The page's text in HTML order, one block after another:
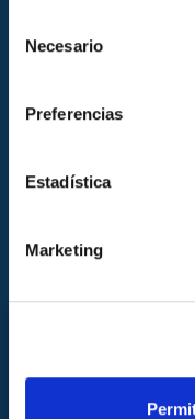
Necesario
Preferencias
Estadística
Marketing